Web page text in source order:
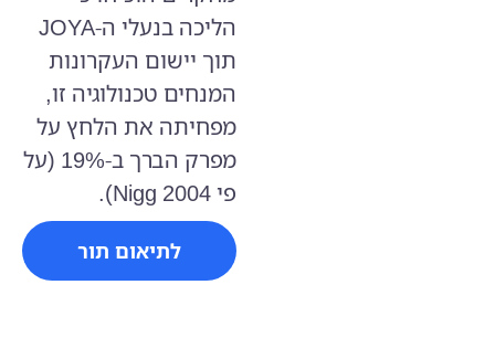
הליכה בנעלי ה-JOYA
תוך יישום העקרונות
המנחים טכנולוגיה זו,
מפחיתה את הלחץ על
מפרק הברך ב-19% (על
פי Nigg 2004).
לתיאום תור